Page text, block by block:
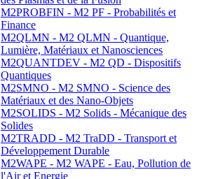
M2PROBFIN - M2 PF - Probabilités et
Finance
M2QLMN - M2 QLMN - Quantique,
Lumière, Matériaux et Nanosciences
M2QUANTDEV - M2 QD - Dispositifs
Quantiques
M2SMNO - M2 SMNO - Science des
Matériaux et des Nano-Objets
M2SOLIDS - M2 Solids - Mécanique des
Solides
M2TRADD - M2 TraDD - Transport et
Développement Durable
M2WAPE - M2 WAPE - Eau, Pollution de
l'Air et Energie